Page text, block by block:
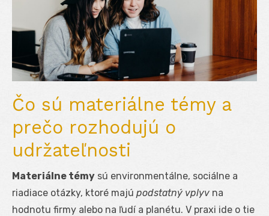
Čo sú materiálne témy a
prečo rozhodujú o
udržateľnosti
Materiálne témy sú environmentálne, sociálne a
riadiace otázky, ktoré majú podstatný vplyv na
hodnotu firmy alebo na ľudí a planétu. V praxi ide o tie